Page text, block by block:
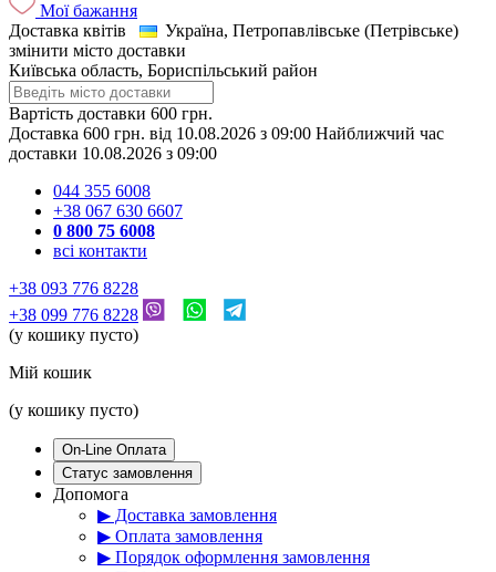
Мої бажання
Доставка квітів
Україна, Петропавлівське (Петрівське)
змінити місто доставки
Київська область, Бориспільський район
Вартість доставки 600 грн.
Доставка 600 грн. від 10.08.2026 з 09:00 Найближчий час
доставки 10.08.2026 з 09:00
044 355 6008
+38 067 630 6607
0 800 75 6008
всі контакти
+38 093 776 8228
+38 099 776 8228
(у кошику пусто)
Мій кошик
(у кошику пусто)
On-Line Оплата
Статус замовлення
Допомога
▶ Доставка замовлення
▶ Оплата замовлення
▶ Порядок оформлення замовлення